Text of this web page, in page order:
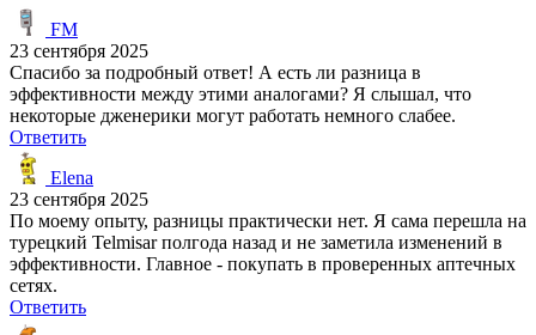
FM
23 сентября 2025
Спасибо за подробный ответ! А есть ли разница в
эффективности между этими аналогами? Я слышал, что
некоторые дженерики могут работать немного слабее.
Ответить
Elena
23 сентября 2025
По моему опыту, разницы практически нет. Я сама перешла на
турецкий Telmisar полгода назад и не заметила изменений в
эффективности. Главное - покупать в проверенных аптечных
сетях.
Ответить